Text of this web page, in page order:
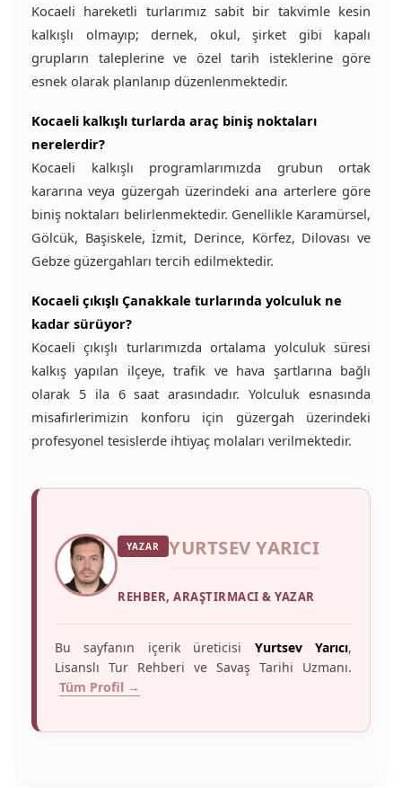
Kocaeli hareketli turlarımız sabit bir takvimle kesin
kalkışlı olmayıp; dernek, okul, şirket gibi kapalı
grupların taleplerine ve özel tarih isteklerine göre
esnek olarak planlanıp düzenlenmektedir.
Kocaeli kalkışlı turlarda araç biniş noktaları
nerelerdir?
Kocaeli kalkışlı programlarımızda grubun ortak
kararına veya güzergah üzerindeki ana arterlere göre
biniş noktaları belirlenmektedir. Genellikle Karamürsel,
Gölcük, Başiskele, İzmit, Derince, Körfez, Dilovası ve
Gebze güzergahları tercih edilmektedir.
Kocaeli çıkışlı Çanakkale turlarında yolculuk ne
kadar sürüyor?
Kocaeli çıkışlı turlarımızda ortalama yolculuk süresi
kalkış yapılan ilçeye, trafik ve hava şartlarına bağlı
olarak 5 ila 6 saat arasındadır. Yolculuk esnasında
misafirlerimizin konforu için güzergah üzerindeki
profesyonel tesislerde ihtiyaç molaları verilmektedir.
YAZAR YURTSEV YARICI
REHBER, ARAŞTIRMACI & YAZAR
Bu sayfanın içerik üreticisi Yurtsev Yarıcı,
Lisanslı Tur Rehberi ve Savaş Tarihi Uzmanı.
Tüm Profil →